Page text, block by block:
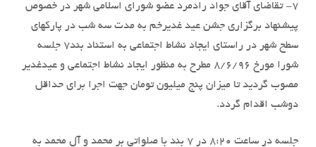
7- تقاضای آقای جواد رادمرد عضو شورای اسلامی شهر در خصوص
پیشنهاد برگزاری جشن عید غدیرخم به مدت سه شب در پارکهای
سطح شهر در راستای ایجاد نشاط اجتماعی به استناد بند7 جلسه
شورا مورخ 8/6/96 مطرح به منظور ایجاد نشاط اجتماعی و عیدغدیر
مصوب گردید تا میزان پنج میلیون تومان جهت اجرا برای حداقل
دوشب اقدام گردد.
جلسه در ساعت 8:20 در 7 بند با صلواتی بر محمد و آل محمد به